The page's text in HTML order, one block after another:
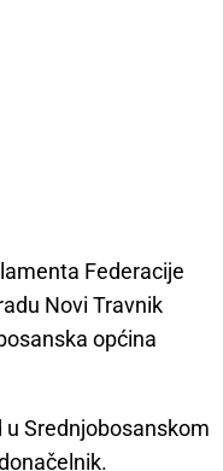
Federacije
Novi Travnik
općina
u Srednjobosanskom